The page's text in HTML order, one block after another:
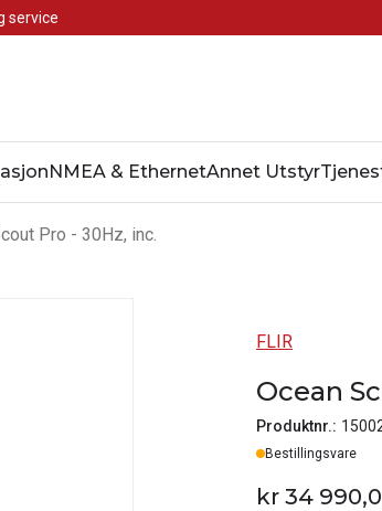
service
NMEA & EthernetAnnet Utstyr
Pro - 30Hz, inc.
FLIR
Ocean
Produktnr.:
Lager
Bestillingsvare
kr 34